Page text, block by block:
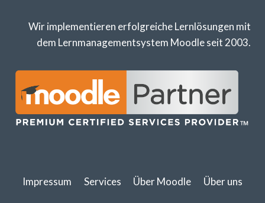
Wir implementieren erfolgreiche Lernlösungen mit
dem Lernmanagementsystem Moodle seit 2003.
Impressum Services Über Moodle Über uns